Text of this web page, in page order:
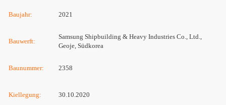
Baujahr: 2021
Bauwerft:
Samsung Shipbuilding & Heavy Industries Co., Ltd.,
Geoje, Südkorea
Baunummer: 2358
Kiellegung: 30.10.2020